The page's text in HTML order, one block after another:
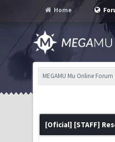
Home
MEGAMU Mu Online Forum
[Oficial] [STAFF]